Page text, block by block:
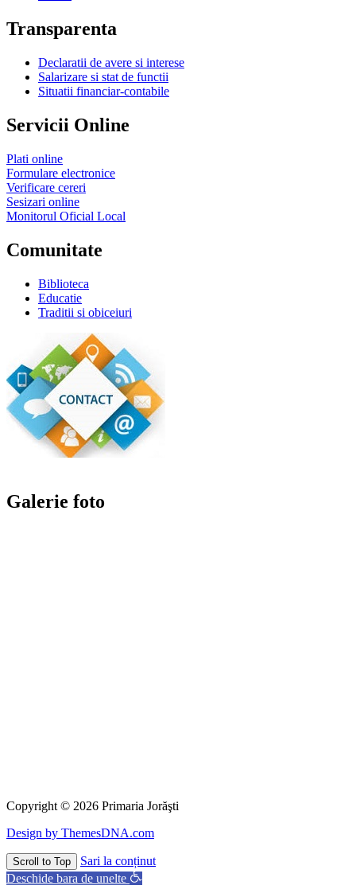
Transparenta
Declaratii de avere si interese
Salarizare si stat de functii
Situatii financiar-contabile
Servicii Online
Plati online
Formulare electronice
Verificare cereri
Sesizari online
Monitorul Oficial Local
Comunitate
Biblioteca
Educatie
Traditii si obiceiuri
Galerie foto
Copyright © 2026 Primaria Jorăşti
Design by ThemesDNA.com
Scroll to Top
Sari la conținut
Deschide bara de unelte